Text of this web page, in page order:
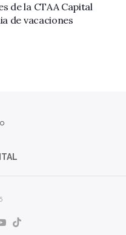
de la CTAA Capital
de vacaciones